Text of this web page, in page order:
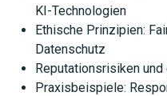
KI-Technologien
Ethische Prinzipien:
Datenschutz
Reputationsrisiken
Praxisbeispiele: